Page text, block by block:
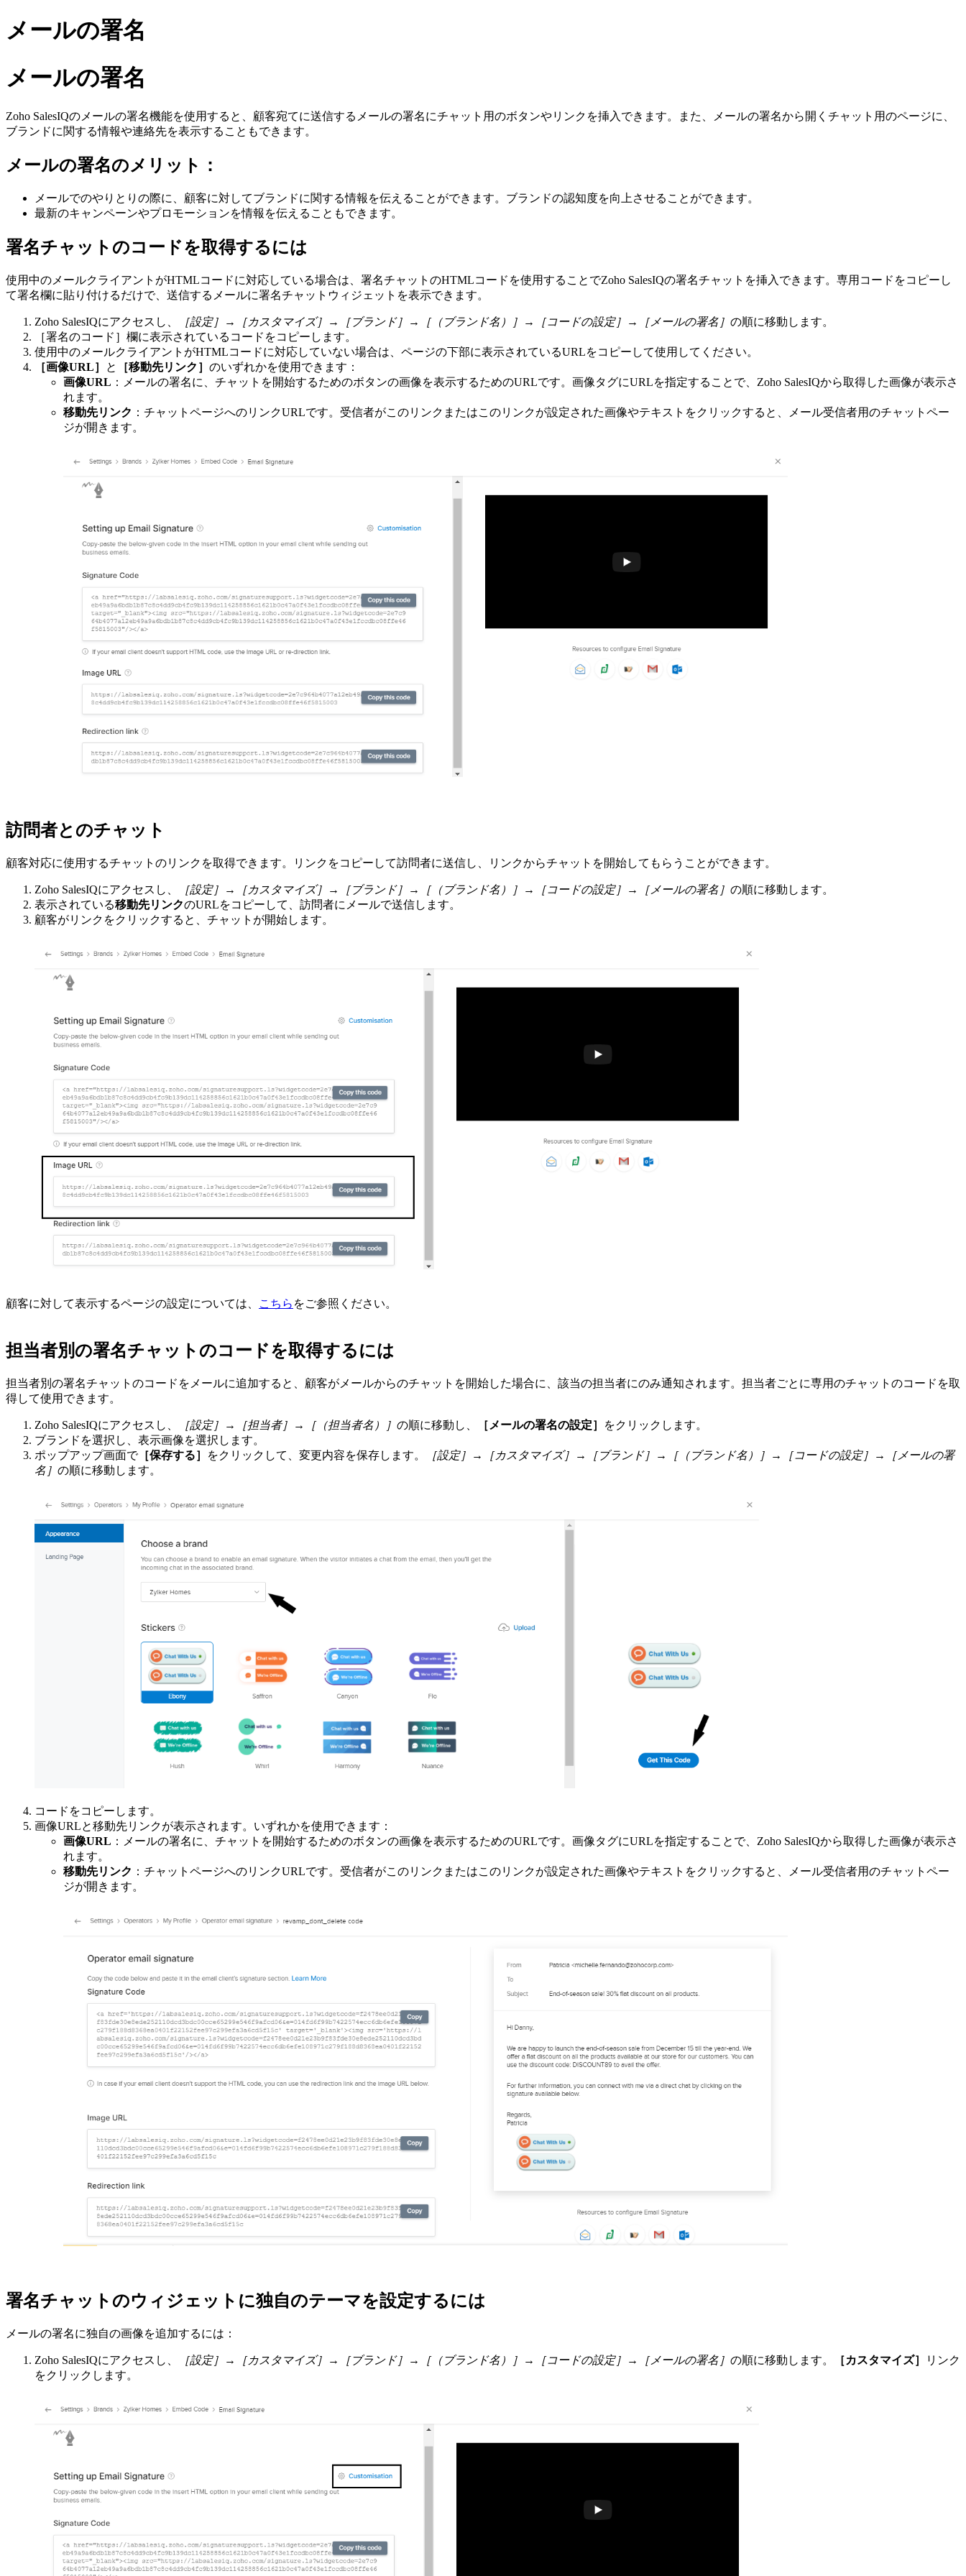
メールの署名
メールの署名
Zoho SalesIQのメールの署名機能を使用すると、顧客宛てに送信するメールの署名にチャット用のボタンやリンクを挿入できます。また、メールの署名から開くチャット用のページに、
ブランドに関する情報や連絡先を表示することもできます。
メールの署名のメリット：
メールでのやりとりの際に、顧客に対してブランドに関する情報を伝えることができます。ブランドの認知度を向上させることができます。
最新のキャンペーンやプロモーションを情報を伝えることもできます。
署名チャットのコードを取得するには
使用中のメールクライアントがHTMLコードに対応している場合は、署名チャットのHTMLコードを使用することでZoho SalesIQの署名チャットを挿入できます。専用コードをコピーし
て署名欄に貼り付けるだけで、送信するメールに署名チャットウィジェットを表示できます。
Zoho SalesIQにアクセスし、 ［設定］→［カスタマイズ］→［ブランド］→［（ブランド名）］→［コードの設定］→［メールの署名］ の順に移動します。
［署名のコード］欄に表示されているコードをコピーします。
使用中のメールクライアントがHTMLコードに対応していない場合は、ページの下部に表示されているURLをコピーして使用してください。
［画像URL］
と ［移動先リンク］ のいずれかを使用できます：
画像URL ：メールの署名に、チャットを開始するためのボタンの画像を表示するためのURLです。画像タグにURLを指定することで、Zoho SalesIQから取得した画像が表示さ
れます。
移動先リンク ：チャットページへのリンクURLです。受信者がこのリンクまたはこのリンクが設定された画像やテキストをクリックすると、メール受信者用のチャットペー
ジが開きます。
訪問者とのチャット
顧客対応に使用するチャットのリンクを取得できます。リンクをコピーして訪問者に送信し、リンクからチャットを開始してもらうことができます。
Zoho SalesIQにアクセスし、 ［設定］→［カスタマイズ］→［ブランド］→［（ブランド名）］→［コードの設定］→［メールの署名］ の順に移動します。
表示されている移動先リンクのURLをコピーして、訪問者にメールで送信します。
顧客がリンクをクリックすると、チャットが開始します。
顧客に対して表示するページの設定については、 こちら をご参照ください。
担当者別の署名チャットのコードを取得するには
担当者別の署名チャットのコードをメールに追加すると、顧客がメールからのチャットを開始した場合に、該当の担当者にのみ通知されます。担当者ごとに専用のチャットのコードを取
得して使用できます。
Zoho SalesIQにアクセスし、 ［設定］→［担当者］→［（担当者名）］ の順に移動し、 ［メールの署名の設定］
をクリックします。
ブランドを選択し、表示画像を選択します。
ポップアップ画面で［保存する］ をクリックして、変更内容を保存します。
［設定］→［カスタマイズ］→［ブランド］→［（ブランド名）］→［コードの設定］→［メールの署
名］ の順に移動します。
コードをコピーします。
画像URLと移動先リンクが表示されます。いずれかを使用できます：
画像URL ：メールの署名に、チャットを開始するためのボタンの画像を表示するためのURLです。画像タグにURLを指定することで、Zoho SalesIQから取得した画像が表示さ
れます。
移動先リンク ：チャットページへのリンクURLです。受信者がこのリンクまたはこのリンクが設定された画像やテキストをクリックすると、メール受信者用のチャットペー
ジが開きます。
署名チャットのウィジェットに独自のテーマを設定するには
メールの署名に独自の画像を追加するには：
Zoho SalesIQにアクセスし、 ［設定］→［カスタマイズ］→［ブランド］→［（ブランド名）］→［コードの設定］→［メールの署名］ の順に移動します。 ［カスタマイズ］
リンク
をクリックします。